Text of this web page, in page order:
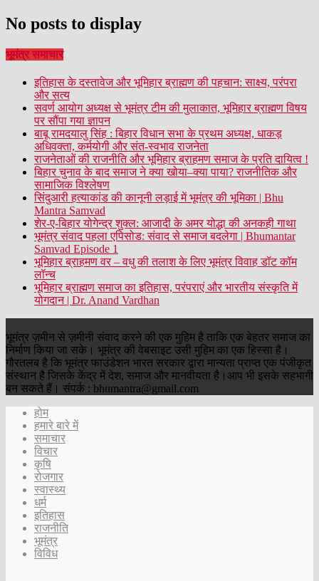
No posts to display
भूमंत्र समाचार
इतिहास के दस्तावेज और भूमिहार ब्राह्मण की पहचान: साक्ष्य, परंपरा
और सत्य
सवर्ण आयोग अध्यक्ष से भूमंत्र टीम की मुलाकात, भूमिहार ब्राह्मण विषय
पर सौंपा गया ज्ञापन
बाबू रामदयालु सिंह : बिहार विधान सभा के प्रथम अध्यक्ष, धाकड़
अधिवक्ता, कर्मयोगी और संत-स्वभाव राजनेता
राजनेताओं की राजनीति और भूमिहार ब्राहमण समाज के प्रति दायित्व !
बिहार चुनाव के बाद समाज ने क्या खोया–क्या पाया? राजनीतिक और
सामाजिक विश्लेषण
सिंदुआरी हत्याकांड की कानूनी लड़ाई में भूमंत्र की भूमिका | Bhu
Mantra Samvad
शेर-ए-बिहार योगेन्द्र शुक्ल: आजादी के अमर योद्धा की अनकही गाथा
भूमंत्र संवाद पहला एपिसोड: संवाद से समाज बदलेगा | Bhumantar
Samvad Episode 1
भूमिहार ब्राहमण वर – वधु की तलाश के लिए भूमंत्र विवाह डॉट कॉम
लॉन्च
भूमिहार ब्राह्मण समाज का इतिहास, परंपराएं और भारतीय संस्कृति में
योगदान | Dr. Anand Vardhan
भूमंत्र ज़मीन से ज़मीनी संवाद करने की एक मुहिम है ताकि एक बेहतर समाज का
निर्माण किया जा सके। भूमंत्र की वेबसाइट उसी मुहिम का एक हिस्सा है।
गौरतलब है कि भूमंत्र फाउंडेशन भारत सरकार द्वारा मान्यता प्राप्त एक पंजीकृत
संस्थान है जिसके केंद्र में देश, समाज और मानवीयता है।आप भी इसके सहभागी
बन सकते हैं। संपर्क : bhumantra@gmail.com
होम
हमारे बारे में
समाचार
विचार
कृषि
रोजगार
स्वास्थ्य
धर्म
इतिहास
राजनीति
भूमंत्र
विविध